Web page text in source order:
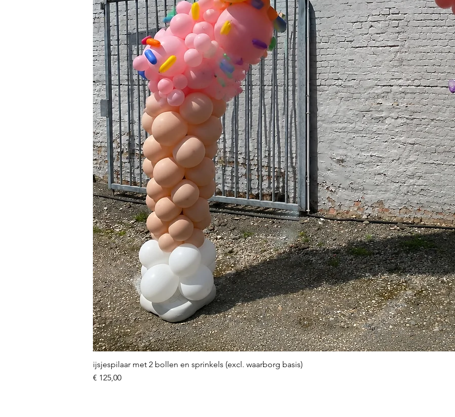
ijsjespilaar met 2 bollen en sprinkels (excl. waarborg basis)
Prijs
€ 125,00